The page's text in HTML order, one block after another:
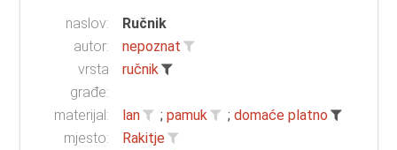
naslov:
Ručnik
autor:
nepoznat
vrsta
građe:
ručnik
materijal: lan ; pamuk ; domaće platno
mjesto:
Rakitje